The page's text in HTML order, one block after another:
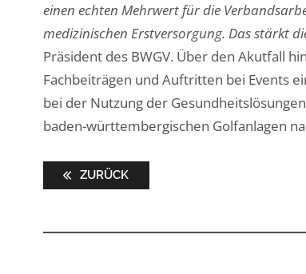
einen echten Mehrwert für die
medizinischen Erstversorgung. Das stärkt
Präsident des BWGV. Über den Akutfall
Fachbeiträgen und Auftritten bei Events
bei der Nutzung der
baden-württembergischen Golfanlagen
ZURÜCK